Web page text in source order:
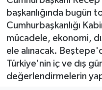
başkanlığında bugün
Cumhurbaşkanlığı
mücadele, ekonomi,
ele alınacak.
Türkiye'nin iç ve dış
değerlendirmelerin